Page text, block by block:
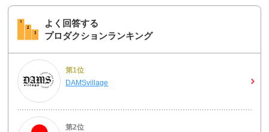
よく回答する
プロダクションランキング
第1位
DAMSvillage
第2位